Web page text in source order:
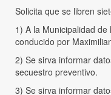
Solicita que se libren
1) A la Municipalidad
conducido por
2) Se sirva informar
secuestro preventivo.
3) Se sirva informar